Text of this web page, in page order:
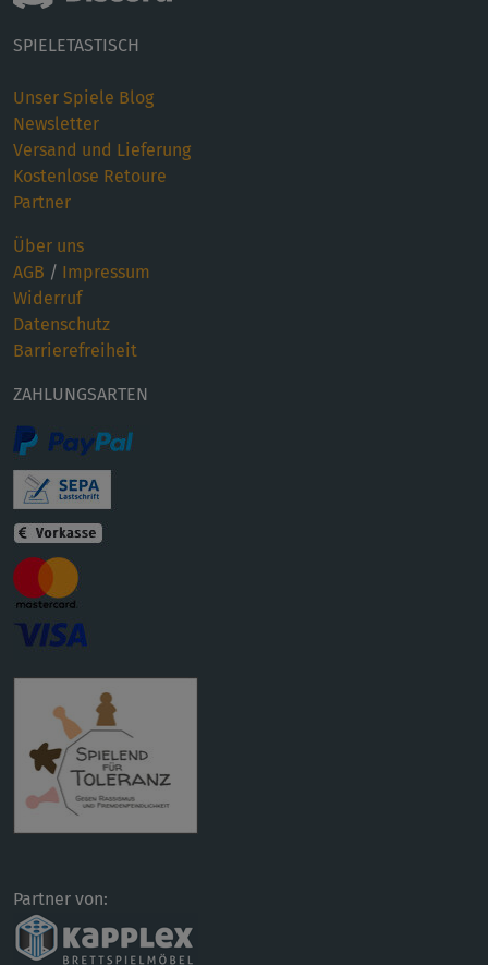
SPIELETASTISCH
Unser Spiele Blog
Newsletter
Versand und Lieferung
Kostenlose Retoure
Partner
Über uns
AGB / Impressum
Widerruf
Datenschutz
Barrierefreiheit
ZAHLUNGSARTEN
Partner von: